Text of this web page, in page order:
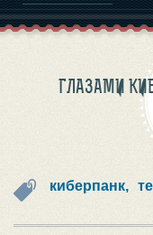
ГЛАЗАМИ
киберпанк,